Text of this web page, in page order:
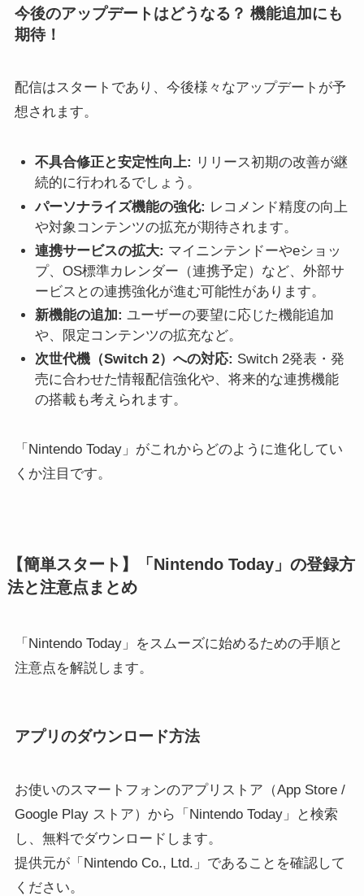
今後のアップデートはどうなる？ 機能追加にも
期待！
配信はスタートであり、今後様々なアップデートが予
想されます。
不具合修正と安定性向上: リリース初期の改善が継
続的に行われるでしょう。
パーソナライズ機能の強化: レコメンド精度の向上
や対象コンテンツの拡充が期待されます。
連携サービスの拡大: マイニンテンドーやeショッ
プ、OS標準カレンダー（連携予定）など、外部サ
ービスとの連携強化が進む可能性があります。
新機能の追加: ユーザーの要望に応じた機能追加
や、限定コンテンツの拡充など。
次世代機（Switch 2）への対応: Switch 2発表・発
売に合わせた情報配信強化や、将来的な連携機能
の搭載も考えられます。
「Nintendo Today」がこれからどのように進化してい
くか注目です。
【簡単スタート】「Nintendo Today」の登録方
法と注意点まとめ
「Nintendo Today」をスムーズに始めるための手順と
注意点を解説します。
アプリのダウンロード方法
お使いのスマートフォンのアプリストア（App Store /
Google Play ストア）から「Nintendo Today」と検索
し、無料でダウンロードします。
提供元が「Nintendo Co., Ltd.」であることを確認して
ください。